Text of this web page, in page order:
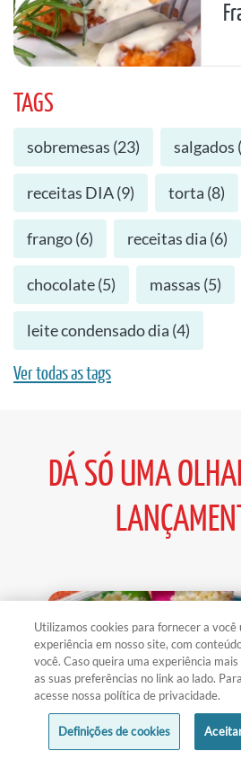
TAGS
sobremesas (23) salgados (
receitas DIA(9) torta (8)
frango(6) receitas dia (6)
chocolate(5) massas (5)
leite condensado dia (4)
Ver todas as tags
DÁ SÓ UMA
Utilizamos cookies para fornecer a você
experiência em nosso site, com
você. Caso queira uma experiência
as suas preferências no link ao lado.
acesse nossa política de privacidade.
Definições de cookies